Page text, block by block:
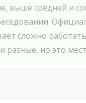
выше средней и
сложно
разные, но это